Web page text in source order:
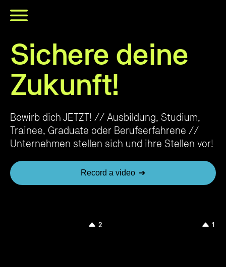
Sichere deine
Zukunft!
Bewirb dich JETZT! // Ausbildung, Studium,
Trainee, Graduate oder Berufserfahrene //
Unternehmen stellen sich und ihre Stellen vor!
Record a video ➔
2 1